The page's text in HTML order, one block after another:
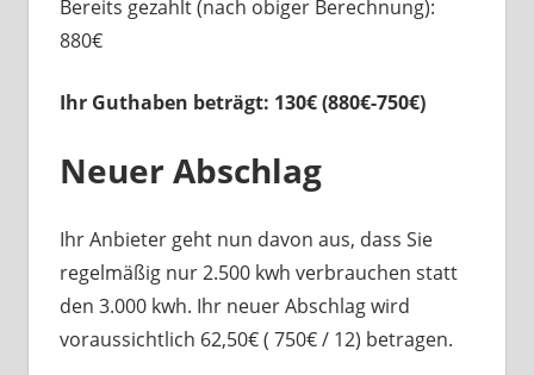
Bereits gezahlt (nach obiger Berechnung):
880€
Ihr Guthaben beträgt: 130€ (880€-750€)
Neuer Abschlag
Ihr Anbieter geht nun davon aus, dass Sie
regelmäßig nur 2.500 kwh verbrauchen statt
den 3.000 kwh. Ihr neuer Abschlag wird
voraussichtlich 62,50€ ( 750€ / 12) betragen.